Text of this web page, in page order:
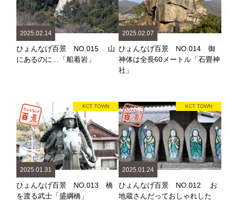
2025.02.14
ひょんなげ百景 NO.015 山
にあるのに…「船着岩」
2025.02.07
ひょんなげ百景 NO.014 御
神体は全長60メートル「石畳神
社」
KCT TOWN
2025.01.31
ひょんなげ百景 NO.013 橋
を渡る武士「盛綱橋」
KCT TOWN
2025.01.24
ひょんなげ百景 NO.012 お
地蔵さんだっておしゃれした